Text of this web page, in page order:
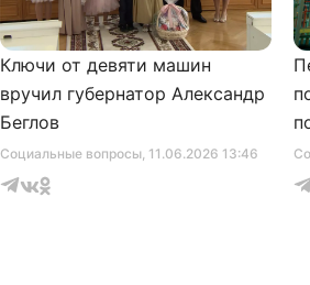
Социальные вопросы, 11.06.2026 13:46
Ключи от девяти машин
вручил губернатор Александр
Беглов